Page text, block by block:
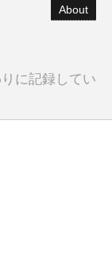
About
に記録してい